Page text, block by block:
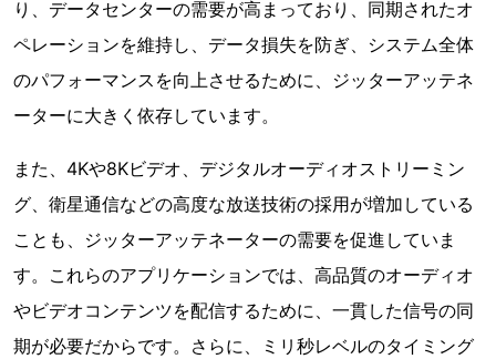
り、データセンターの需要が高まっており、同期されたオ
ペレーションを維持し、データ損失を防ぎ、システム全体
のパフォーマンスを向上させるために、ジッターアッテネ
ーターに大きく依存しています。
また、4Kや8Kビデオ、デジタルオーディオストリーミン
グ、衛星通信などの高度な放送技術の採用が増加している
ことも、ジッターアッテネーターの需要を促進していま
す。これらのアプリケーションでは、高品質のオーディオ
やビデオコンテンツを配信するために、一貫した信号の同
期が必要だからです。さらに、ミリ秒レベルのタイミング